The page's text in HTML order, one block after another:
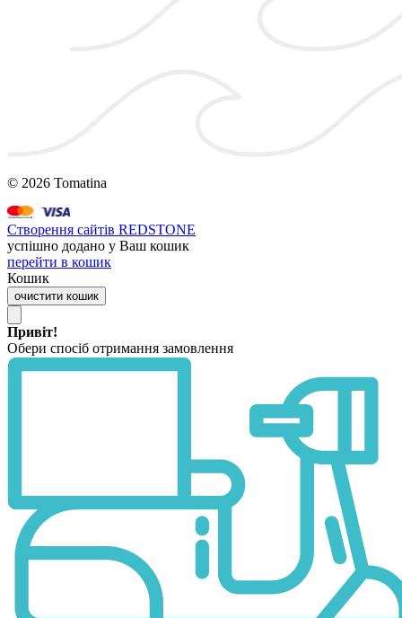
© 2026 Tomatina
Створення сайтів REDSTONE
успішно додано у Ваш кошик
перейти в кошик
Кошик
очистити кошик
Привіт!
Обери спосіб отримання замовлення